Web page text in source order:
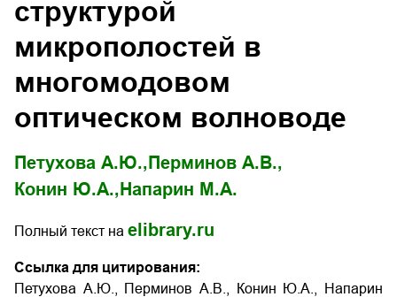
структурой
микрополостей в
многомодовом
оптическом волноводе
Петухова А.Ю., Перминов А.В.,
Конин Ю.А., Напарин М.А.
Полный текст на elibrary.ru
Ссылка для цитирования:
Петухова А.Ю., Перминов А.В., Конин Ю.А., Напарин